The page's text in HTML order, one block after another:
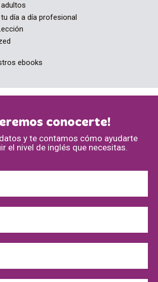
adultos
día a día profesional
ebooks
conocerte!
y te contamos cómo ayudarte
el nivel de inglés que necesitas.